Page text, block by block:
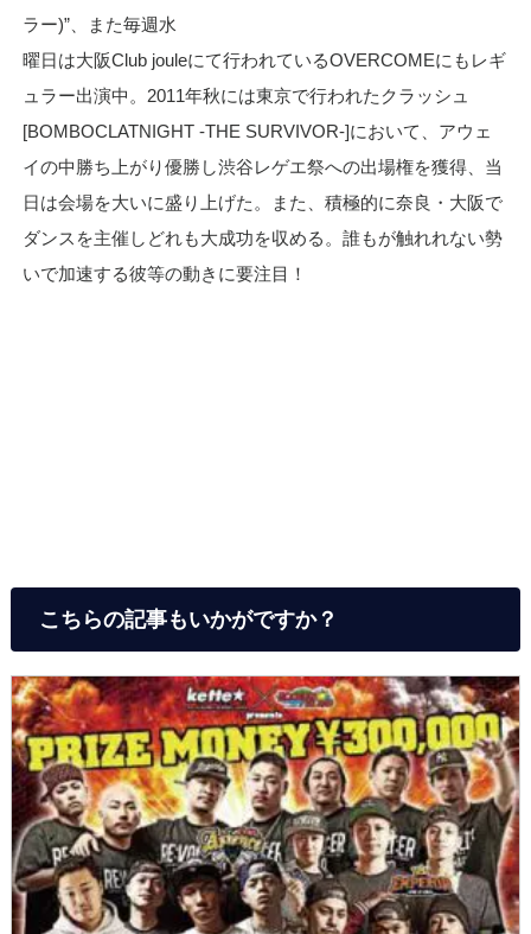
ラー)”、また毎週水
曜日は大阪Club jouleにて行われているOVERCOMEにもレギ
ュラー出演中。2011年秋には東京で行われたクラッシュ
[BOMBOCLATNIGHT -THE SURVIVOR-]において、アウェ
イの中勝ち上がり優勝し渋谷レゲエ祭への出場権を獲得、当
日は会場を大いに盛り上げた。また、積極的に奈良・大阪で
ダンスを主催しどれも大成功を収める。誰もが触れれない勢
いで加速する彼等の動きに要注目！
こちらの記事もいかがですか？